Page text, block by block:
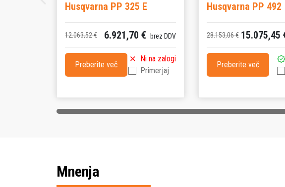
Husqvarna PP 325 E
12.063,52 € 6.921,70 € brez DDV
Preberite več
Ni na zalogi
Primerjaj
Husqvarna PP 492
28.153,06 € 15.075,45
Preberite več
Mnenja